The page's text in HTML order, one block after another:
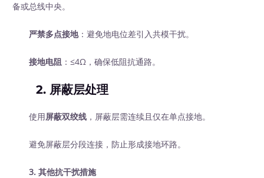
备或总线中央。
严禁多点接地：避免地电位差引入共模干扰。
接地电阻 ：≤4Ω，确保低阻抗通路。
2. 屏蔽层处理
使用屏蔽双绞线 ，屏蔽层需连续且仅在单点接地。
避免屏蔽层分段连接，防止形成接地环路。
3. 其他抗干扰措施